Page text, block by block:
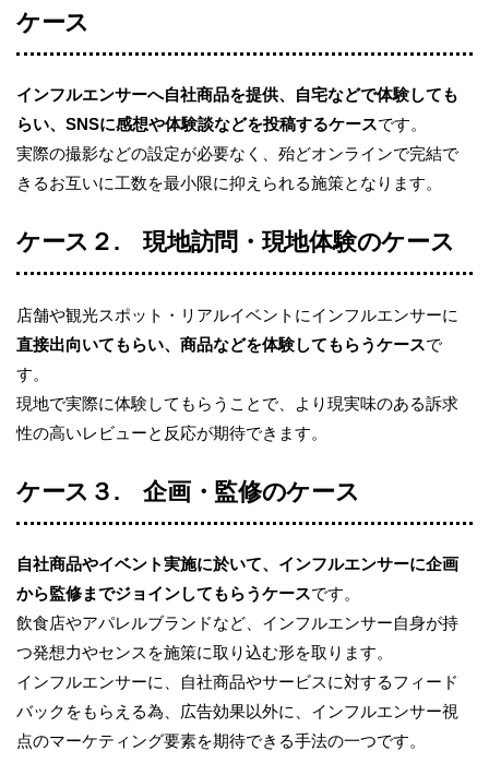
ケース
インフルエンサーへ自社商品を提供、自宅などで体験しても
らい、 SNSに感想や体験談などを投稿するケースです。
実際の撮影などの設定が必要なく、殆どオンラインで完結で
きるお互いに工数を最小限に抑えられる施策となります。
ケース２ . 現地訪問・現地体験のケース
店舗や観光スポット・リアルイベントにインフルエンサーに
直接出向いてもらい、商品などを体験してもらうケースで
す。
現地で実際に体験してもらうことで、より現実味のある訴求
性の高いレビューと反応が期待できます。
ケース３ . 企画・監修のケース
自社商品やイベント実施に於いて、インフルエンサーに企画
から監修までジョインしてもらうケースです。
飲食店やアパレルブランドなど、インフルエンサー自身が持
つ発想力やセンスを施策に取り込む形を取ります。
インフルエンサーに、自社商品やサービスに対するフィード
バックをもらえる為、広告効果以外に、インフルエンサー視
点のマーケティング要素を期待できる手法の一つです。